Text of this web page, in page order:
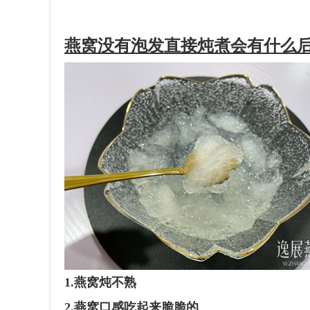
燕窝没有泡发直接炖煮会有什么
1.燕窝炖不熟
2.燕窝口感吃起来脆脆的